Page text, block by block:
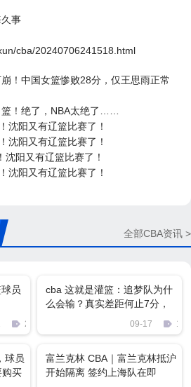
久事
cba/20240706241518.html
！中国女篮惨败28分，仅王思雨正常
！绝了，NBA太绝了……
沈阳又有辽篮比赛了！
沈阳又有辽篮比赛了！
阳又有辽篮比赛了！
沈阳又有辽篮比赛了！
全部CBA资讯 >
员
2054
cba 这就是灌篮：追梦队为什
么会输？真实差距何止7分，
09-17
球员
购买
富兰克林 CBA｜富兰克林抵沪
开始隔离 签约上海队在即